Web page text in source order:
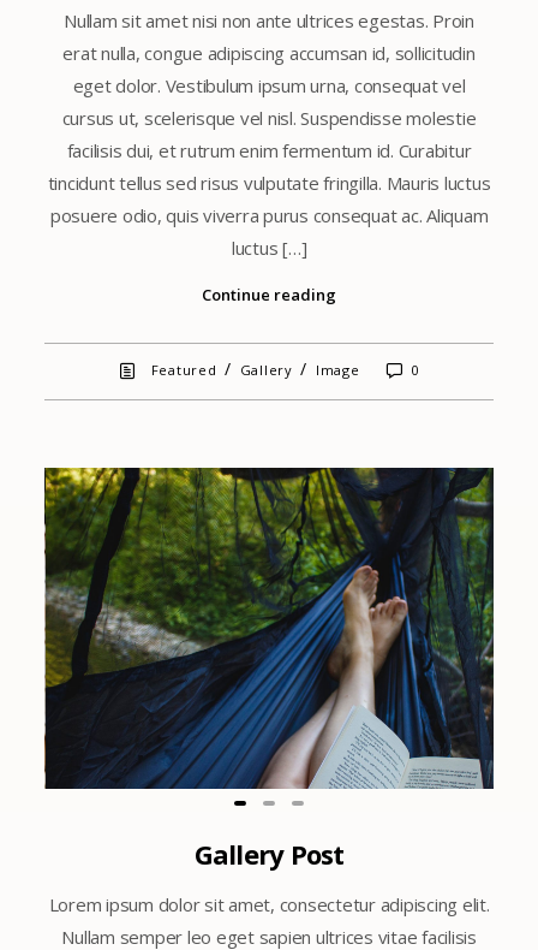
Nullam sit amet nisi non ante ultrices egestas. Proin
erat nulla, congue adipiscing accumsan id, sollicitudin
eget dolor. Vestibulum ipsum urna, consequat vel
cursus ut, scelerisque vel nisl. Suspendisse molestie
facilisis dui, et rutrum enim fermentum id. Curabitur
tincidunt tellus sed risus vulputate fringilla. Mauris luctus
posuere odio, quis viverra purus consequat ac. Aliquam
luctus […]
Continue reading
Featured / Gallery / Image 0
Gallery Post
Lorem ipsum dolor sit amet, consectetur adipiscing elit.
Nullam semper leo eget sapien ultrices vitae facilisis